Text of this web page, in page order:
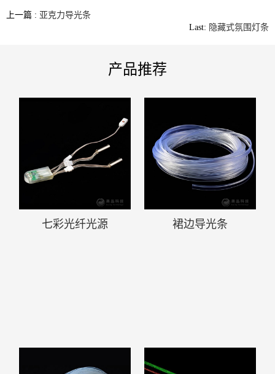
上一篇 : 亚克力导光条
Last: 隐藏式氛围灯条
产品推荐
七彩光纤光源 裙边导光条